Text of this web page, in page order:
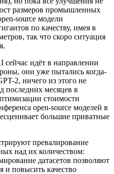
размеров промышленных
source модели
по качеству, имея в
так что скоро ситуация
идёт в направлении
они уже пытались когда-
2, ничего из этого не
последних месяцев в
стоимости
open-source моделей в
большие приватные
превалирование
над их количеством:
датасетов позволяют
и повысить качество